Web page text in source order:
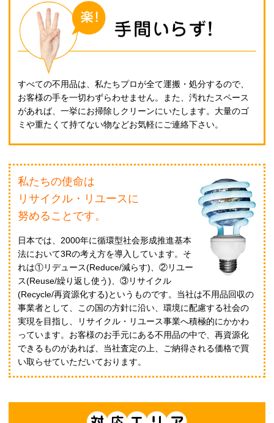
すべての不用品は、私たちプロが全て運搬・処分するので、
お客様の手を一切わずらわせません。また、汚れたスペース
があれば、一挙にお掃除しクリーンにいたします。大量のゴ
ミや重たくて持てない物などお気軽にご連絡下さい。
私たちの使命は
リサイクル・リユースに
努めることです。
日本では、2000年に循環型社会形成推進基本
法において3Rの考え方を導入しています。そ
れは①リデュース(Reduce/減らす)、②リユー
ス(Reuse/繰り返し使う)、③リサイクル
(Recycle/再資源化する)というものです。当社は不用品回収の
事業者として、この国の方針に沿い、環境に配慮する社会の
実現を目指し、リサイクル・リユース事業へ積極的にかかわ
っています。お客様のお手元にある不用品の中で、再資源化
できるものがあれば、当社査定の上、ご納得される価格で買
い取らせていただいております。